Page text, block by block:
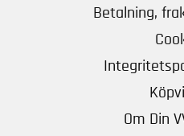
Betalning,
Om Din